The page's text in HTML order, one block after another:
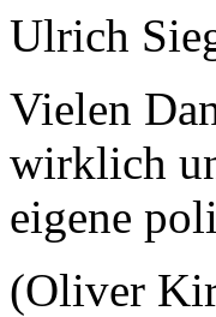
Ulrich
Vielen
wirklich
eigene
(Oliver